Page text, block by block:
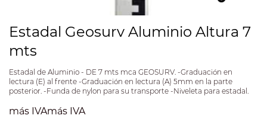
Estadal Geosurv Aluminio Altura 7
mts
Estadal de Aluminio - DE 7 mts mca GEOSURV. -Graduación en
lectura (E) al frente -Graduación en lectura (A) 5mm en la parte
posterior. -Funda de nylon para su transporte -Niveleta para estadal.
más IVAmás IVA